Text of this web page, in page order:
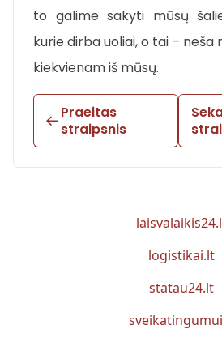
to galime sakyti mūsų
kurie dirba uoliai, o tai –
kiekvienam iš mūsų.
Praeitas
straipsnis
logistikai.lt
statau24.lt